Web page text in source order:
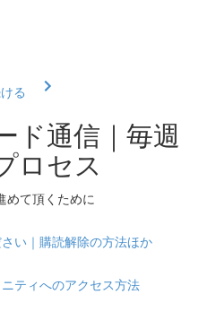
る
ド通信｜毎週
ロセス
めて頂くために
い｜購読解除の方法ほか
ティへのアクセス方法